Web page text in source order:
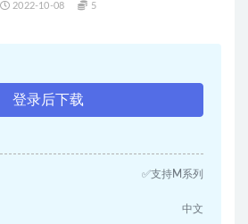
2022-10-08 5
登录后下载
✅支持M系列
中文